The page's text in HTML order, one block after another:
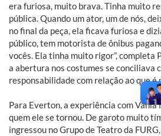
era furiosa, muito brava. Tinha muito
pública. Quando um ator, um de nós,
no final da peça, ela ficava furiosa e
público, tem motorista de ônibus
vocês. Ela tinha muito rigor”, completa
a abertura nos costumes se conciliava
responsabilidade com relação ao que é
Para Everton, a experiência com
quem ele se tornou. De garoto muito
ingressou no Grupo de Teatro da